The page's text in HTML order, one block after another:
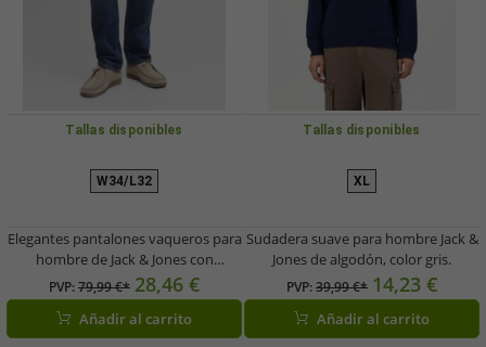
Tallas disponibles
W34/L32
Elegantes pantalones vaqueros para
hombre de Jack & Jones con
algodón, color azul.
PVP:79,99 €* 28,46 €
Añadir al carrito
Tallas disponibles
XL
Sudadera suave para hombre Jack &
Jones de algodón, color gris.
PVP:39,99 €* 14,23 €
Añadir al carrito